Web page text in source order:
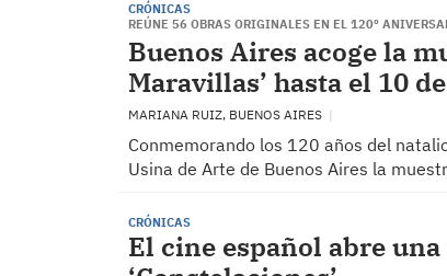
CRÓNICAS
REÚNE 56 OBRAS ORIGINALES EN EL 120º
Buenos Aires acoge la
Maravillas’ hasta el 10
MARIANA RUIZ, BUENOS AIRES
Conmemorando los 120 años del
Usina de Arte de Buenos Aires la
CRÓNICAS
El cine español abre